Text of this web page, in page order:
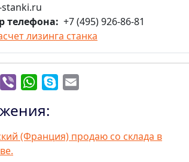
телефона
+7 (495) 926-86-81
лизинга станка
Telegram
Viber WhatsApp
Skype
(Франция) продаю со склада в